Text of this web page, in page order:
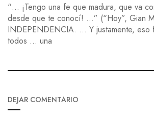
“… ¡Tengo una fe que madura, que va
desde que te conocí! ...” (“Hoy”, Gian
INDEPENDENCIA. … Y justamente, eso
todos … una
DEJAR COMENTARIO